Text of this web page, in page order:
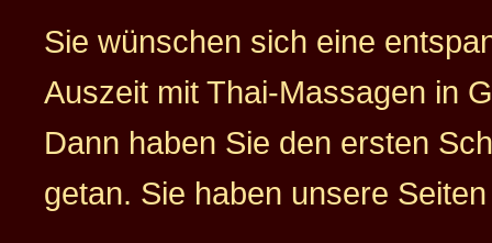
Sie wünschen sich eine
Auszeit mit Thai-Massagen in
Dann haben Sie den ersten
getan. Sie haben unsere